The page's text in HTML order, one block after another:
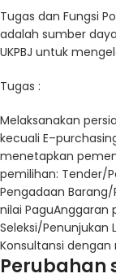
Tugas dan Fungsi
adalah sumber daya
UKPBJ untuk
Tugas :
Melaksanakan
kecuali E–
menetapkan
pemilihan: Tender/
Pengadaan Barang/
nilai PaguAnggaran
Seleksi/Penunjukan
Konsultansi dengan
Perubahan